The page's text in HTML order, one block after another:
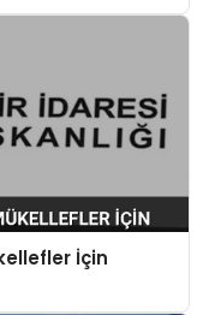
İçin